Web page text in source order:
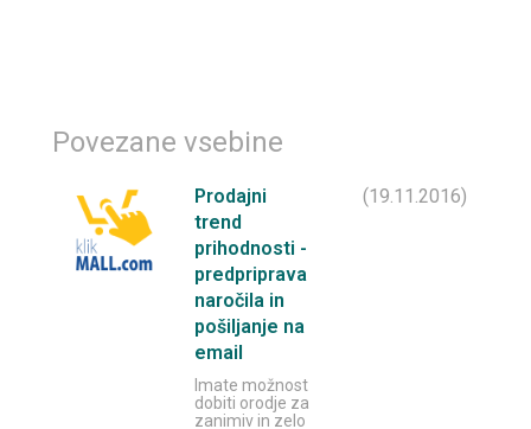
Povezane vsebine
Prodajni
trend
prihodnosti -
predpriprava
naročila in
pošiljanje na
email
Imate možnost
dobiti orodje za
zanimiv in zelo
(19.11.2016)